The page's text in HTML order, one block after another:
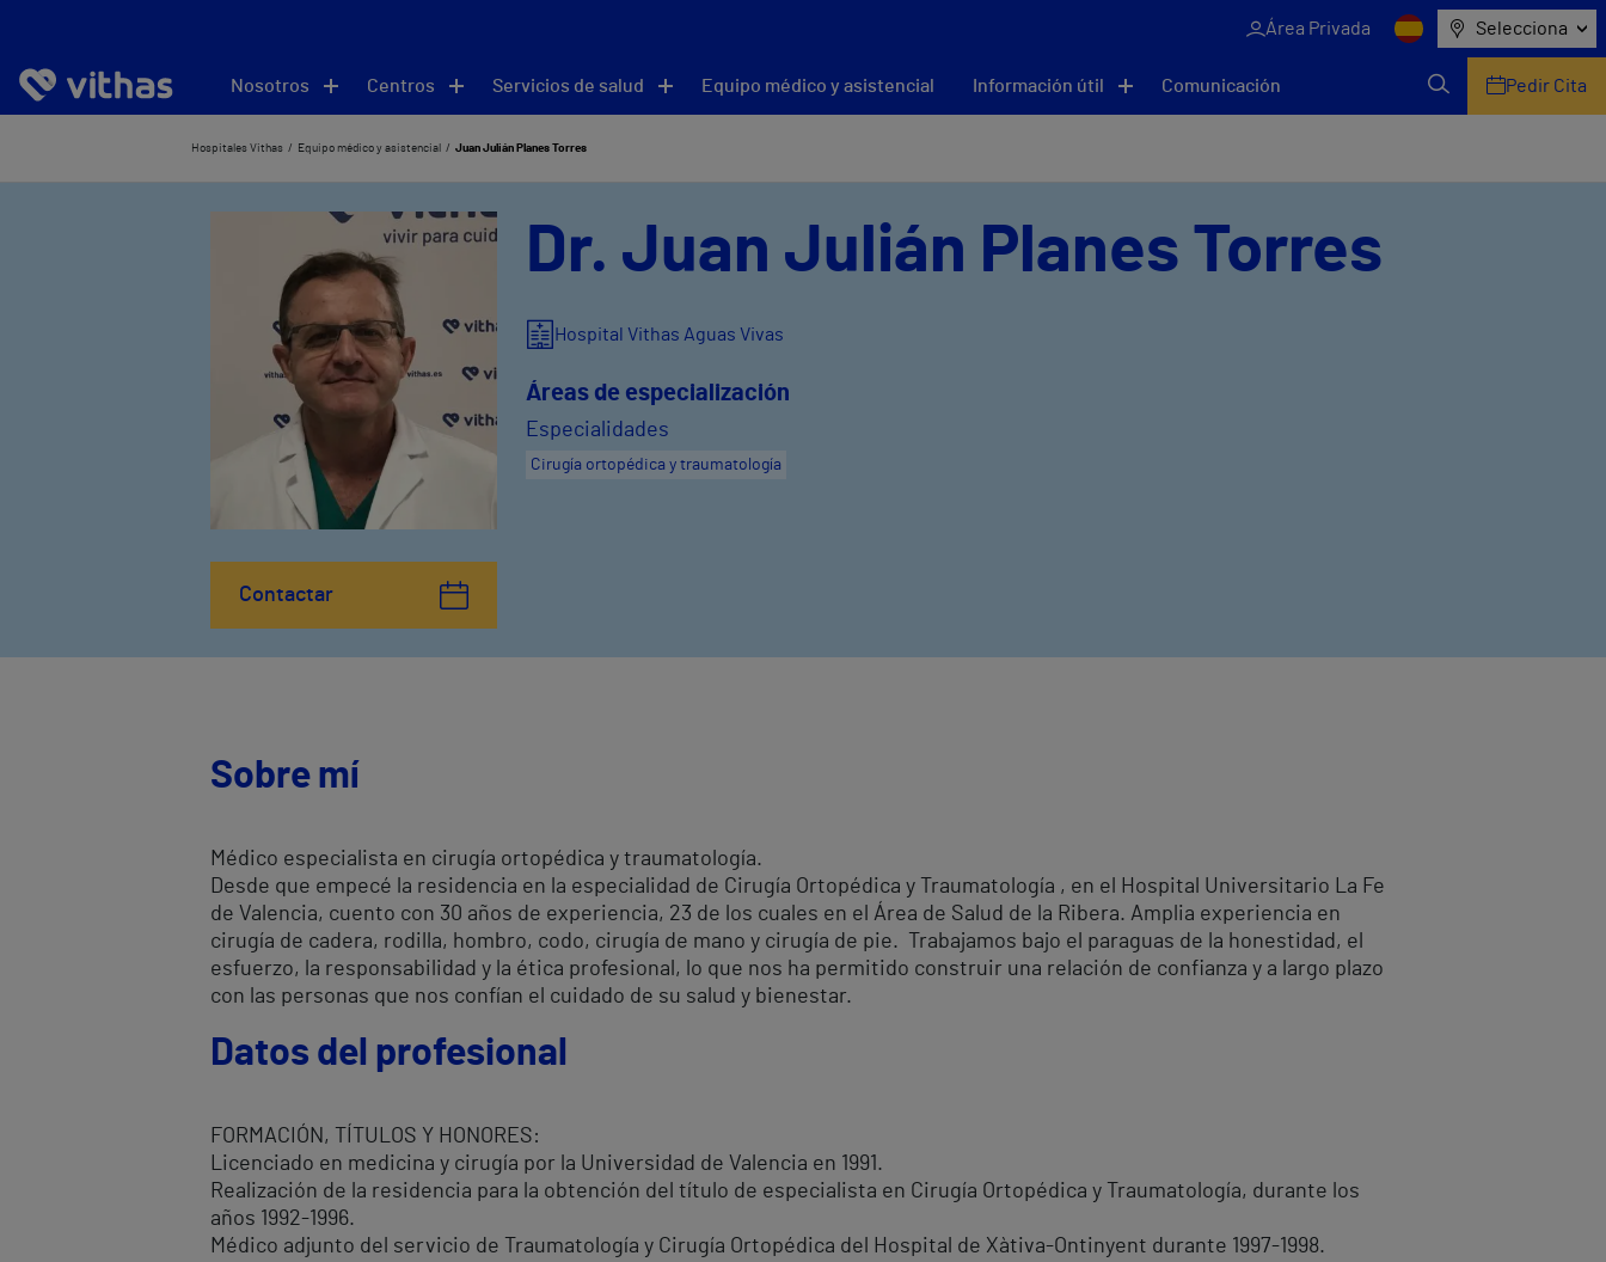
Área Privada Selecciona
Nosotros Centros Servicios de salud Equipo médico y asistencial Información útil Comunicación Pedir Cita
Hospitales Vithas Equipo médico y asistencial Juan Julián Planes Torres
Contactar
Dr. Juan Julián Planes Torres
Hospital Vithas Aguas Vivas
Áreas de especialización
Especialidades
Cirugía ortopédica y traumatología
Sobre mí
Médico especialista en cirugía ortopédica y traumatología.
Desde que empecé la residencia en la especialidad de Cirugía Ortopédica y Traumatología , en el Hospital Universitario La Fe
de Valencia, cuento con 30 años de experiencia, 23 de los cuales en el Área de Salud de la Ribera. Amplia experiencia en
cirugía de cadera, rodilla, hombro, codo, cirugía de mano y cirugía de pie. Trabajamos bajo el paraguas de la honestidad, el
esfuerzo, la responsabilidad y la ética profesional, lo que nos ha permitido construir una relación de confianza y a largo plazo
con las personas que nos confían el cuidado de su salud y bienestar.
Datos del profesional
FORMACIÓN, TÍTULOS Y HONORES:
Licenciado en medicina y cirugía por la Universidad de Valencia en 1991.
Realización de la residencia para la obtención del título de especialista en Cirugía Ortopédica y Traumatología, durante los
años 1992-1996.
Médico adjunto del servicio de Traumatología y Cirugía Ortopédica del Hospital de Xàtiva-Ontinyent durante 1997-1998.